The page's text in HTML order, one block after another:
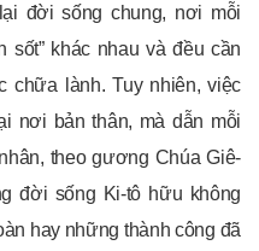
đời sống chung, nơi mỗi
sốt” khác nhau và đều cần
chữa lành. Tuy nhiên, việc
nơi bản thân, mà dẫn mỗi
theo gương Chúa Giê-
đời sống Ki-tô hữu không
hay những thành công đã